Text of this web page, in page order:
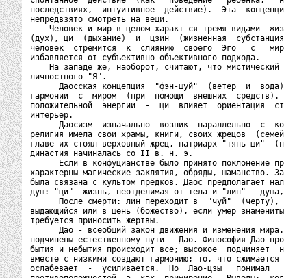
последствиях,  интуитивное  действие).  Эта
непредвзято смотреть на вещи.
Человек и мир в целом характ-ся тремя видами
(дух), ци  (дыхание)  и  цзин  (жизненная
человек  стремится  к  слиянию  своего  Эго   с
избавляется от субъективно-объективного подхода.
На западе же, наоборот, считают, что мистический
личностного "Я".
Даосская концепция  "фэн-шуй"  (ветер  и
гармонии  с  миром  (при  помощи  внешних
положительной  энергии  -  ци  влияет  ориентация
интерьер.
Даосизм  изначально  возник  параллельно  с
религия имела свои храмы, книги, своих жрецов
главе их стоял верховный жрец, патриарх "тянь-ши"
династия начиналась со II в. н. э.
Если в конфуцианстве было принято поклонение
характерны магические заклятия, обряды, шаманство.
была связана с культом предков. Даос предполагает
душ: "ци" -жизнь, неотделимая от тела и "лин" - душа,
После смерти: лин переходит в  "чуй"  (черту),
выдающийся или в шень (божество), если умер
требуется приносить жертвы.
Дао - всеобщий закон движения и изменения
подчинены естественному пути - Дао. Философия Дао
бытия и небытия происходит все; высокое  подчиняет
вместе с низкими создают гармонию; то, что
ослабевает  -  усиливается.  Но  Лао-цзы   понимал